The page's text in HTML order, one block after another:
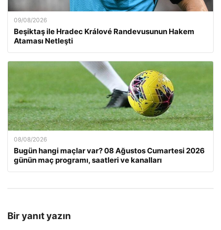
09/08/2026
Beşiktaş ile Hradec Králové Randevusunun Hakem
Ataması Netleşti
08/08/2026
Bugün hangi maçlar var? 08 Ağustos Cumartesi 2026
günün maç programı, saatleri ve kanalları
Bir yanıt yazın